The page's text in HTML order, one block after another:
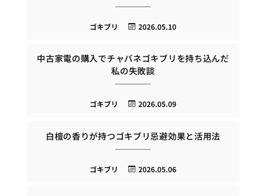
2026.05.10
ゴキブリ
中古家電の購入でチャバネゴキブリを持ち込んだ
私の失敗談
2026.05.09
ゴキブリ
白檀の香りが持つゴキブリ忌避効果と活用法
2026.05.06
ゴキブリ